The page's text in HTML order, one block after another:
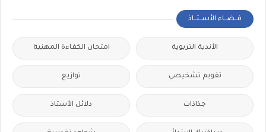
فــضــاء الأســتــاذ
الأندية التربوية امتحان الكفاءة المهنية
تقويم تشخيصي توازيع
جذاذات دلائل الأستاذ